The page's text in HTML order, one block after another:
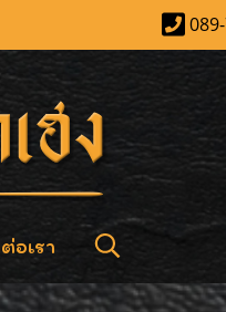
อเรา